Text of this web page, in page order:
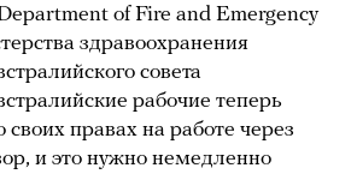
of Fire and Emergency
здравоохранения
совета
рабочие теперь
своих правах на работе через
и это нужно немедленно